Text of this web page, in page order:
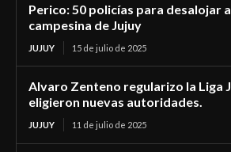
Perico: 50 policías para desalojar
campesina de Jujuy
JUJUY 15 de julio de 2025
Alvaro Zenteno regularizo la Liga
eligieron nuevas autoridades.
JUJUY 11 de julio de 2025